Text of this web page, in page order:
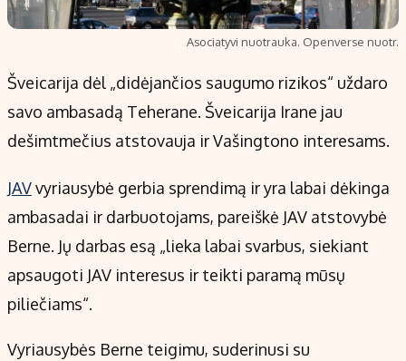
Redakcija
Redakcijos politika
Privatumo politika
Turinio žymėjimo taisyklės
Asociatyvi nuotrauka. Openverse nuotr.
Šveicarija dėl „didėjančios saugumo rizikos“ uždaro
savo ambasadą Teherane. Šveicarija Irane jau
dešimtmečius atstovauja ir Vašingtono interesams.
JAVvyriausybė gerbia sprendimą ir yra labai dėkinga
ambasadai ir darbuotojams, pareiškė JAV atstovybė
Berne. Jų darbas esą „lieka labai svarbus, siekiant
apsaugoti JAV interesus ir teikti paramą mūsų
piliečiams“.
Vyriausybės Berne teigimu, suderinusi su